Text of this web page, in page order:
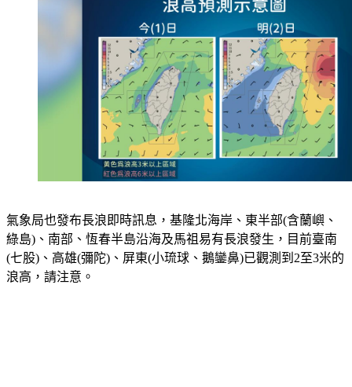
氣象局也發布長浪即時訊息，基隆北海岸、東半部(含蘭嶼、
綠島)、南部、恆春半島沿海及馬祖易有長浪發生，目前臺南
(七股)、高雄(彌陀)、屏東(小琉球、鵝鑾鼻)已觀測到2至3米的